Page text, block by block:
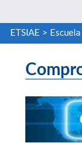
ETSIAE > Escuela